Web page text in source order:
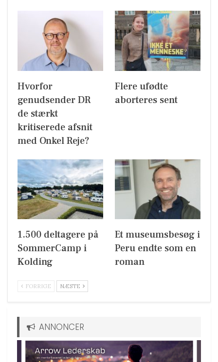
Hvorfor
genudsender DR
de stærkt
kritiserede afsnit
med Onkel Reje?
Flere ufødte
aborteres sent
1.500 deltagere på
SommerCamp i
Kolding
Et museumsbesøg i
Peru endte som en
roman
FORRIGE NÆSTE
ANNONCER